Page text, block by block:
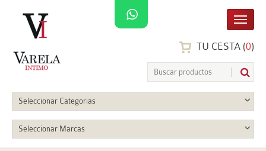
TU CESTA (0)
Seleccionar Categorias
Seleccionar Marcas